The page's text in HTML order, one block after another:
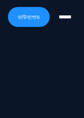
ডাউনলোড